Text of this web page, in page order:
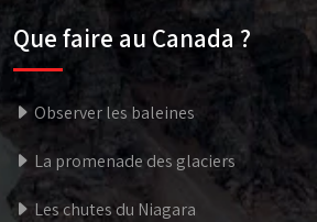
Que faire au Canada ?
Observer les baleines
La promenade des glaciers
Les chutes du Niagara